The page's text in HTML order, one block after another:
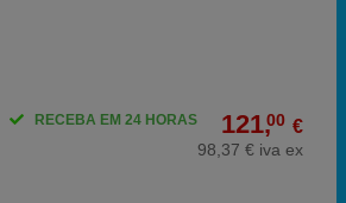
121,00 €
98,37 € iva ex
RECEBA EM 24 HORAS